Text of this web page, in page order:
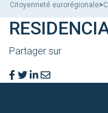
Citoyenneté eurorégionale>
Partager sur